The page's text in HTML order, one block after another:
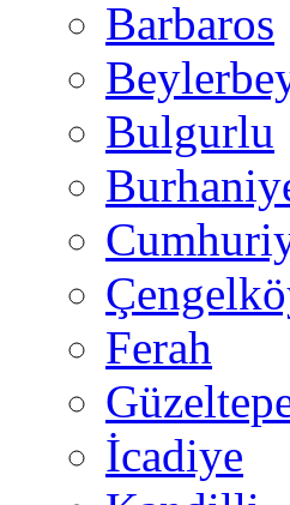
Barbaros
Bulgurlu
Ferah
İcadiye